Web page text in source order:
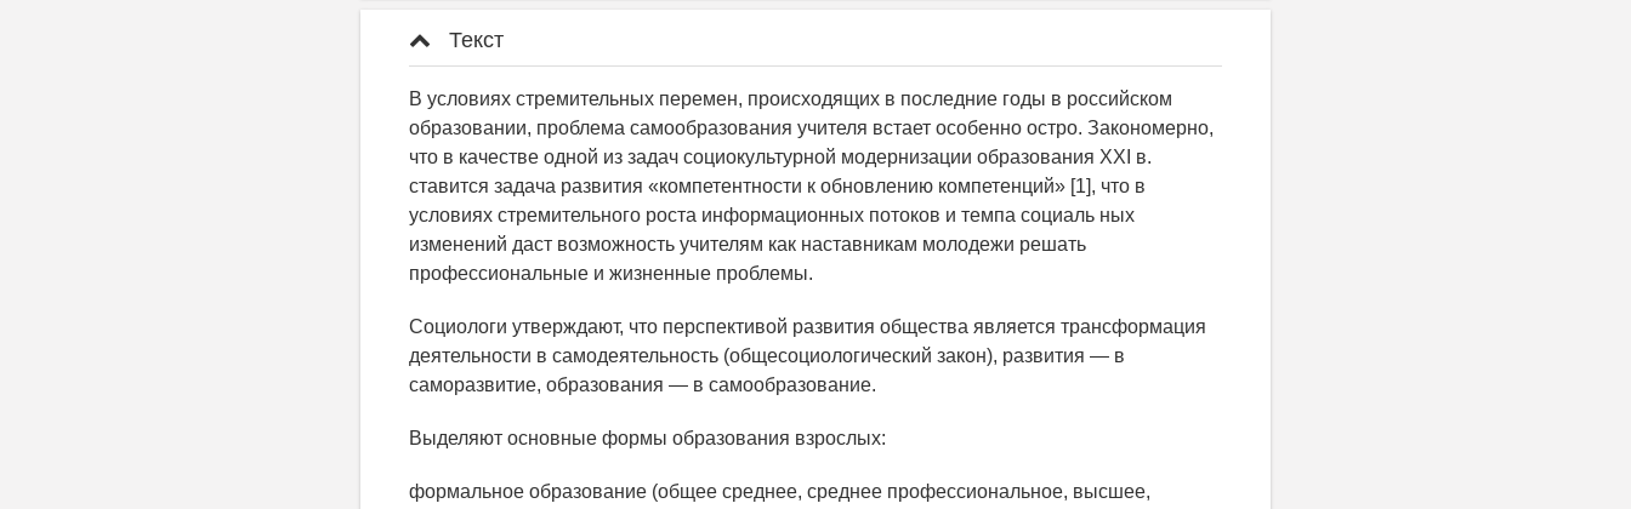
Текст
В условиях стремительных перемен, происходящих в последние годы в российском
образовании, проблема самообразования учителя встает особенно остро. Закономерно,
что в качестве одной из задач социокультурной модернизации образования XXI в.
ставится задача развития «компетентности к обновлению компетенций» [1], что в
условиях стремительного роста информационных потоков и темпа социаль ных
изменений даст возможность учителям как наставникам молодежи решать
профессиональные и жизненные проблемы.
Социологи утверждают, что перспективой развития общества является трансформация
деятельности в самодеятельность (общесоциологический закон), развития — в
саморазвитие, образования — в самообразование.
Выделяют основные формы образования взрослых:
формальное образование (общее среднее, среднее профессиональное, высшее,